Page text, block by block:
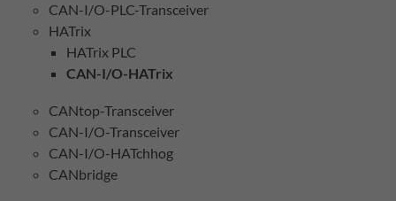
CAN-I/O-PLC-Transceiver
HATrix
HATrix PLC
CAN-I/O-HATrix
CANtop-Transceiver
CAN-I/O-Transceiver
CAN-I/O-HATchhog
CANbridge